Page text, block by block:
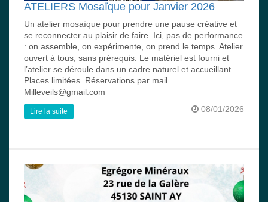
ATELIERS Mosaïque pour Janvier 2026
Un atelier mosaïque pour prendre une pause créative et
se reconnecter au plaisir de faire. Ici, pas de performance
: on assemble, on expérimente, on prend le temps. Atelier
ouvert à tous, sans prérequis. Le matériel est fourni et
l’atelier se déroule dans un cadre naturel et accueillant.
Places limitées. Réservations par mail
Milleveils@gmail.com
08/01/2026
Lire la suite